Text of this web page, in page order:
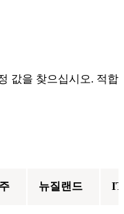
값을 찾으십시오. 적합
뉴질랜드 IT